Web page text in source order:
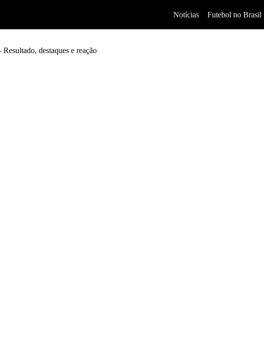
Notícias Futebol no Brasil
destaques e reação